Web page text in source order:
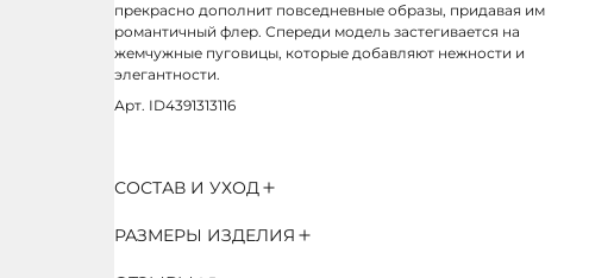
прекрасно дополнит повседневные образы, придавая им
романтичный флер. Спереди модель застегивается на
жемчужные пуговицы, которые добавляют нежности и
элегантности.
Арт. ID4391313116
СОСТАВ И УХОД
РАЗМЕРЫ ИЗДЕЛИЯ